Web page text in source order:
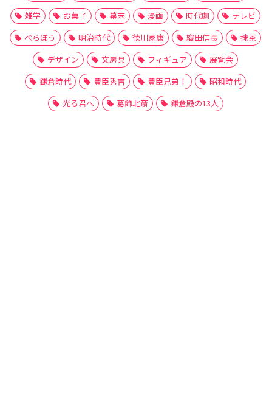
雑学
お菓子 幕末 漫画 時代劇
テレビ
べらぼう
明治時代 徳川家康 織田信長
抹茶
デザイン
文房具 フィギュア
展覧会
鎌倉時代
豊臣秀吉 豊臣兄弟！
昭和時代
光る君へ
葛飾北斎 鎌倉殿の13人